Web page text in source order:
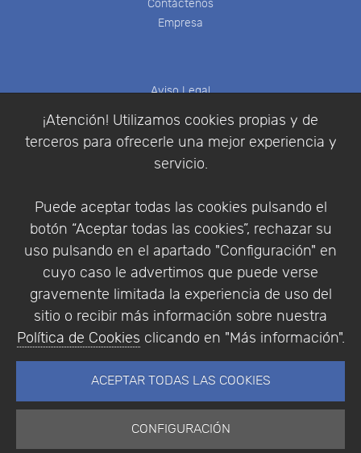
¡Atención! Utilizamos cookies propias y de
terceros para ofrecerle una mejor experiencia y
servicio.
Puede aceptar todas las cookies pulsando el
botón “Aceptar todas las cookies”, rechazar su
uso pulsando en el apartado "Configuración" en
cuyo caso le advertimos que puede verse
gravemente limitada la experiencia de uso del
sitio o recibir más información sobre nuestra
Política de Cookies clicando en "Más información".
ACEPTAR TODAS LAS COOKIES
CONFIGURACIÓN
Contáctenos
Empresa
Aviso Legal
Política de Privacidad
Condiciones de compra
Identificarse
Empresa|Aviso Legal| Política de Privacidad |
Política de Cookies
© Copyright 1994 - 2026. Addlink Software
Científico, S.L.
Portugal.